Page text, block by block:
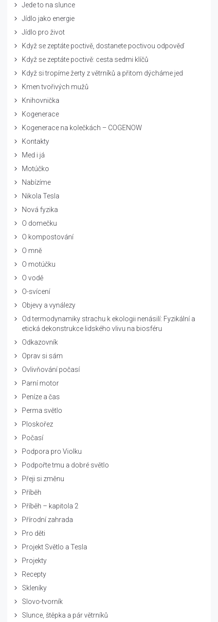
Jede to na slunce
Jídlo jako energie
Jídlo pro život
Když se zeptáte poctivě, dostanete poctivou odpověď
Když se zeptáte poctivě: cesta sedmi klíčů
Když si tropíme žerty z větrníků a přitom dýcháme jed
Kmen tvořivých mužů
Knihovnička
Kogenerace
Kogenerace na kolečkách – COGENOW
Kontakty
Med i já
Motúčko
Nabízíme
Nikola Tesla
Nová fyzika
O domečku
O kompostování
O mně
O motúčku
O vodě
O-svícení
Objevy a vynálezy
Od termodynamiky strachu k ekologii nenásilí: Fyzikální a
etická dekonstrukce lidského vlivu na biosféru
Odkazovník
Oprav si sám
Ovlivňování počasí
Parní motor
Peníze a čas
Perma světlo
Ploskořez
Počasí
Podpora pro Violku
Podpořte tmu a dobré světlo
Přeji si změnu
Příběh
Příběh – kapitola 2
Přírodní zahrada
Pro děti
Projekt Světlo a Tesla
Projekty
Recepty
Skleníky
Slovo-tvorník
Slunce, štěpka a pár větrníků